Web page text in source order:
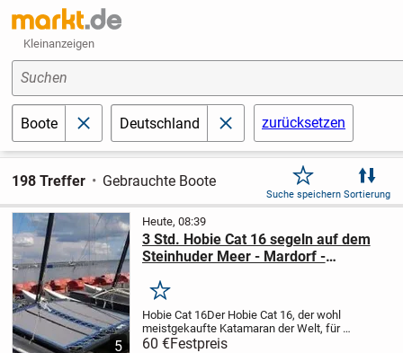
Kleinanzeigen
Suchen
Boote schließenDeutschland schließenzurücksetzen
198 Treffer Gebrauchte Boote
Suche speichern Sortierung
5
Heute, 08:39
3 Std. Hobie Cat 16 segeln auf dem
Steinhuder Meer - Mardorf -
Merken
Hobie Cat 16Der Hobie Cat 16, der wohl
meistgekaufte Katamaran der Welt, für 2
Personen.Genau das Richtige für Segler,
60 €Festpreis